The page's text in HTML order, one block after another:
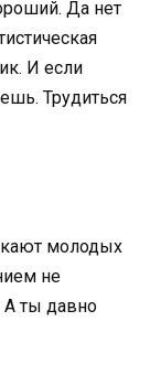
Да нет
И если
Трудиться
молодых
не
ты давно